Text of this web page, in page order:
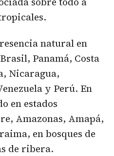
natural en
Panamá, Costa
Nicaragua,
y Perú. En
en estados
Amazonas, Amapá,
en bosques de
de ribera.